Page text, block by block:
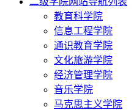
教育科学院
信息工程学院
通识教育学院
文化旅游学院
经济管理学院
音乐学院
马克思主义学院